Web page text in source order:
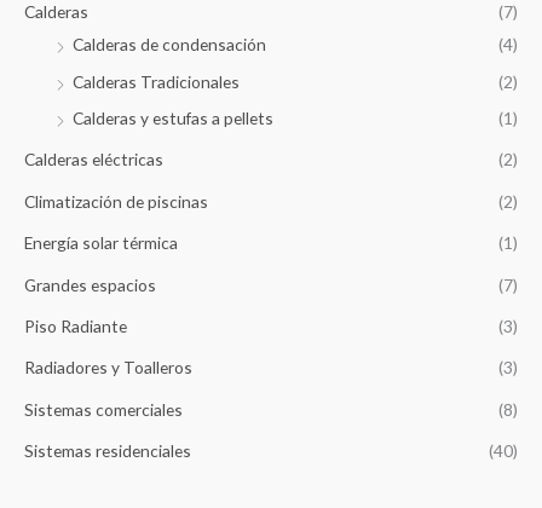
Calderas
(7)
Calderas de condensación
(4)
Calderas Tradicionales
(2)
Calderas y estufas a pellets
(1)
Calderas eléctricas (2)
Climatización de piscinas (2)
Energía solar térmica (1)
Grandes espacios (7)
Piso Radiante (3)
Radiadores y Toalleros (3)
Sistemas comerciales (8)
Sistemas residenciales (40)